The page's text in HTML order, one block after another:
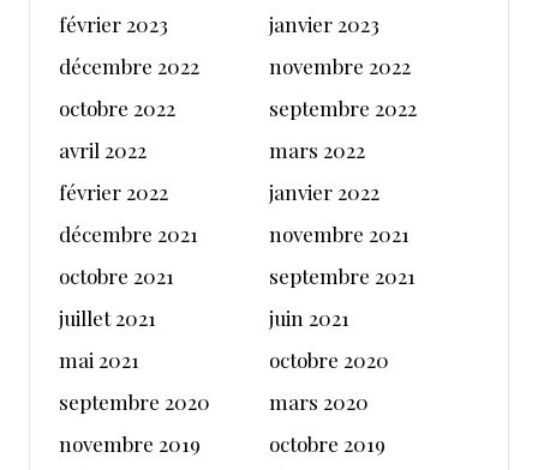
février 2023
janvier 2023
décembre 2022
novembre 2022
octobre 2022
septembre 2022
avril 2022
mars 2022
février 2022
janvier 2022
décembre 2021
novembre 2021
octobre 2021
septembre 2021
juillet 2021
juin 2021
mai 2021
octobre 2020
septembre 2020
mars 2020
novembre 2019
octobre 2019